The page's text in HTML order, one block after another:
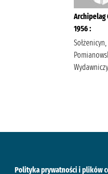
Archipelag
1956 :
Polityka prywatności i plików